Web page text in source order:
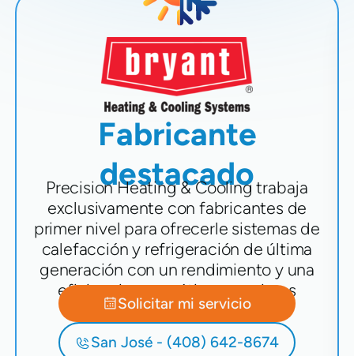
Fabricante
destacado
Precision Heating & Cooling trabaja
exclusivamente con fabricantes de
primer nivel para ofrecerle sistemas de
calefacción y refrigeración de última
generación con un rendimiento y una
eficiencia energética superiores
Solicitar mi servicio
San José - (408) 642-8674